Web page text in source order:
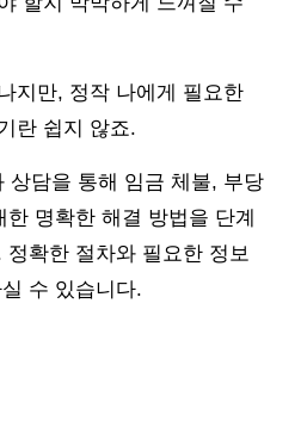
지만, 정작 나에게 필요한
란 쉽지 않죠.
상담을 통해 임금 체불, 부당
명확한 해결 방법을 단계
정확한 절차와 필요한 정보
수 있습니다.